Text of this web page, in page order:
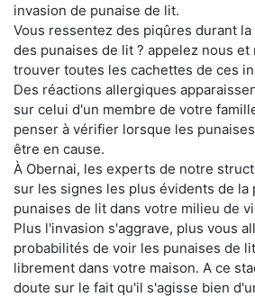
invasion de punaise de lit.
Vous ressentez des piqûres durant
des punaises de lit ? appelez nous
trouver toutes les cachettes de ces
Des réactions allergiques
sur celui d'un membre de votre
penser à vérifier lorsque les
être en cause.
À Obernai, les experts de notre
sur les signes les plus évidents de la
punaises de lit dans votre milieu de
Plus l'invasion s'aggrave, plus vous
probabilités de voir les punaises de
librement dans votre maison. A ce
doute sur le fait qu'il s'agisse bien